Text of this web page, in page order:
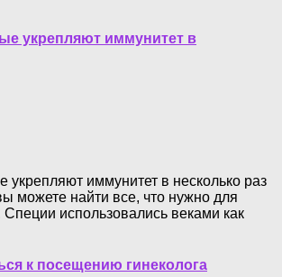
укрепляют иммунитет в
укрепляют иммунитет в несколько раз
можете найти все, что нужно для
Специи использовались веками как
к посещению гинеколога